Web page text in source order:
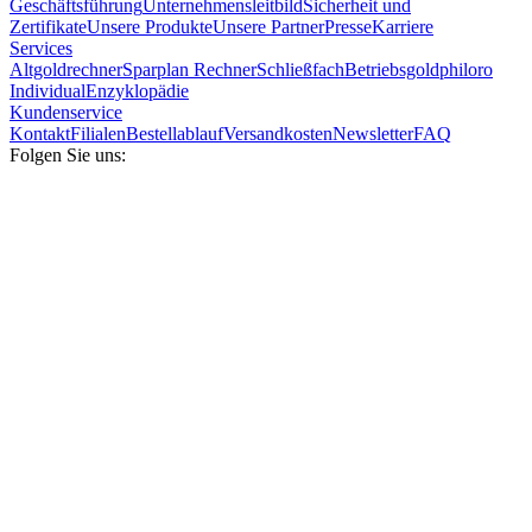
GeschäftsführungUnternehmensleitbildSicherheit und
ZertifikateUnsere ProdukteUnsere PartnerPresseKarriere
Services
AltgoldrechnerSparplan RechnerSchließfachBetriebsgoldphiloro
IndividualEnzyklopädie
Kundenservice
KontaktFilialenBestellablaufVersandkostenNewsletterFAQ
Folgen Sie uns: